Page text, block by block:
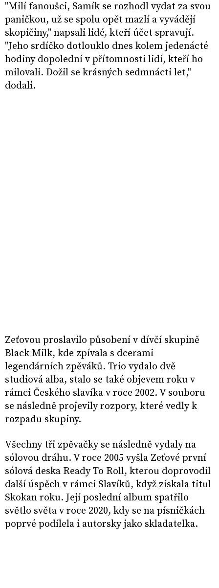
"Milí fanoušci, Samík se rozhodl vydat za svou
paničkou, už se spolu opět mazlí a vyvádějí
skopičiny," napsali lidé, kteří účet spravují.
"Jeho srdíčko dotlouklo dnes kolem jedenácté
hodiny dopolední v přítomnosti lidí, kteří ho
milovali. Dožil se krásných sedmnácti let,"
dodali.
Zeťovou proslavilo působení v dívčí skupině
Black Milk, kde zpívala s dcerami
legendárních zpěváků. Trio vydalo dvě
studiová alba, stalo se také objevem roku v
rámci Českého slavíka v roce 2002. V souboru
se následně projevily rozpory, které vedly k
rozpadu skupiny.
Všechny tři zpěvačky se následně vydaly na
sólovou dráhu. V roce 2005 vyšla Zeťové první
sólová deska Ready To Roll, kterou doprovodil
další úspěch v rámci Slavíků, když získala titul
Skokan roku. Její poslední album spatřilo
světlo světa v roce 2020, kdy se na písničkách
poprvé podílela i autorsky jako skladatelka.